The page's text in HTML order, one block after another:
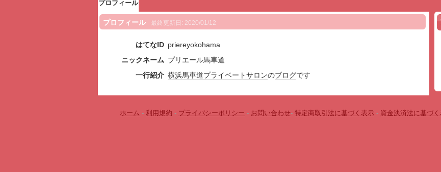
プロフィール
プロフィール 最終更新日: 2020/01/12
はてなID priereyokohama
ニックネーム プリエール馬車道
一行紹介 横浜馬車道プライベートサロンのブログです
ホーム - 利用規約 - プライバシーポリシー - お問い合わせ- 特定商取引法に基づく表示 - 資金決済法に基づ